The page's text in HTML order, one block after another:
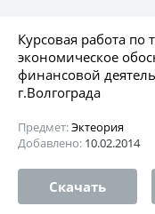
Курсовая работа
экономическое
финансовой
г.Волгограда
Предмет:Эктеория
Добавлено: 10.02.2014
Скачать